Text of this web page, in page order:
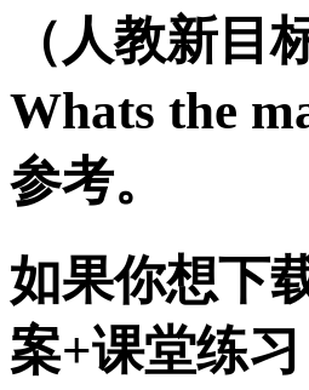
（人教新目
Whats the
参考。
如果你想下
案+课堂练